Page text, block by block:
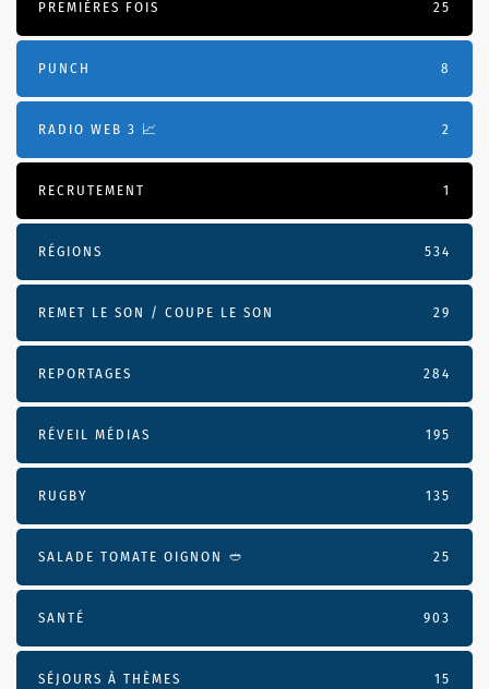
PREMIÈRES FOIS 25
PUNCH 8
RADIO WEB 3 📈 2
RECRUTEMENT 1
RÉGIONS 534
REMET LE SON / COUPE LE SON 29
REPORTAGES 284
RÉVEIL MÉDIAS 195
RUGBY 135
SALADE TOMATE OIGNON 🥙 25
SANTÉ 903
SÉJOURS À THÈMES 15